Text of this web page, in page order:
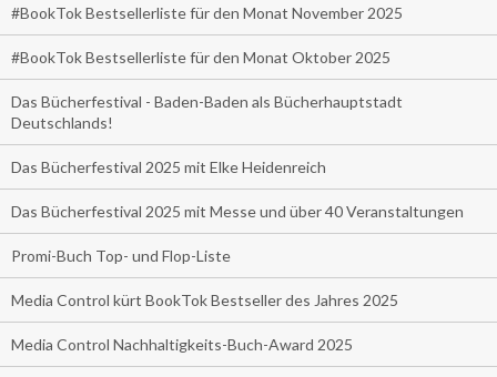
#BookTok Bestsellerliste für den Monat November 2025
#BookTok Bestsellerliste für den Monat Oktober 2025
Das Bücherfestival - Baden-Baden als Bücherhauptstadt
Deutschlands!
Das Bücherfestival 2025 mit Elke Heidenreich
Das Bücherfestival 2025 mit Messe und über 40 Veranstaltungen
Promi-Buch Top- und Flop-Liste
Media Control kürt BookTok Bestseller des Jahres 2025
Media Control Nachhaltigkeits-Buch-Award 2025